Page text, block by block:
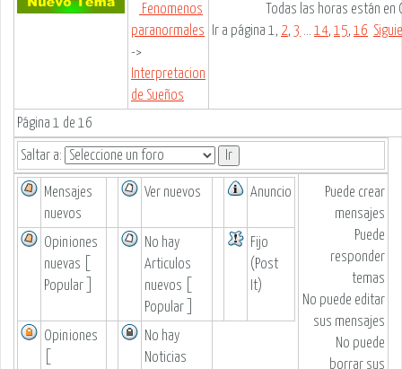
Fenomenos
paranormales
->
Interpretacion
de Sueños
Todas las horas están en
Ir a página 1 , 2, 3 14, 15, 16
Página 1 de 16
Saltar a:
Mensajes
nuevos
Ver nuevos Anuncio
Opiniones
nuevas [
Popular ]
No hay
Articulos
nuevos [
Popular ]
Fijo
(Post
It)
Opiniones
No hay
Noticias
Puede crear
mensajes
Puede
responder
temas
No puede editar
sus mensajes
No puede
borrar sus